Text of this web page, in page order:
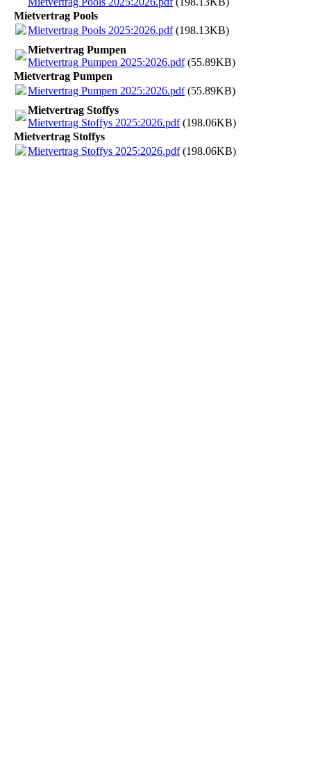
Mietvertrag Pools
Mietvertrag Pools 2025:2026.pdf(198.13KB)
Mietvertrag Pumpen
Mietvertrag Pumpen 2025:2026.pdf(55.89KB)
Mietvertrag Pumpen
Mietvertrag Pumpen 2025:2026.pdf(55.89KB)
Mietvertrag Stoffys
Mietvertrag Stoffys 2025:2026.pdf(198.06KB)
Mietvertrag Stoffys
Mietvertrag Stoffys 2025:2026.pdf(198.06KB)